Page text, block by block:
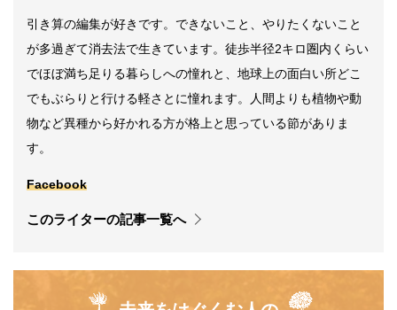
引き算の編集が好きです。できないこと、やりたくないこと
が多過ぎて消去法で生きています。徒歩半径2キロ圏内くらい
でほぼ満ち足りる暮らしへの憧れと、地球上の面白い所どこ
でもぶらりと行ける軽さとに憧れます。人間よりも植物や動
物など異種から好かれる方が格上と思っている節がありま
す。
Facebook
このライターの記事一覧へ